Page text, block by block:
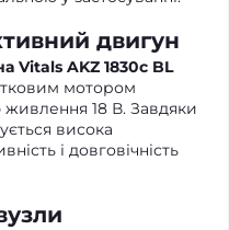
двигун
Vitals AKZ 1830c BL
мотором
18 В. Завдяки
висока
і довговічність